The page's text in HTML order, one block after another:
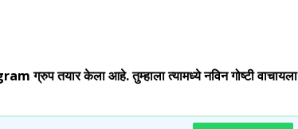
ग्रुप तयार केला आहे. तुम्हाला त्यामध्ये नविन गोष्टी वाचायला